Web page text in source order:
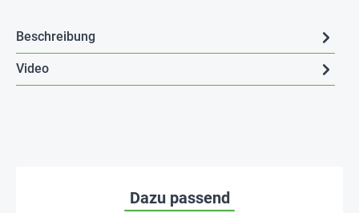
Beschreibung
Video
Dazu passend